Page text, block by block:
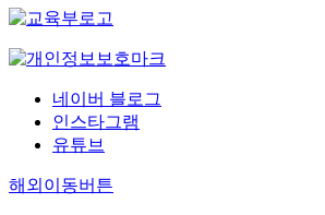
네이버 블로그
인스타그램
유튜브
해외이동버튼